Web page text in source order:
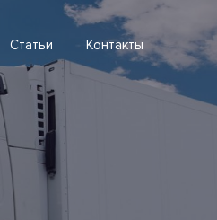
Статьи Контакты